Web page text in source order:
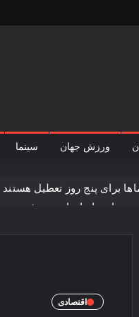
ورزش جهان سینما
برای پنج‌ روز تعطیل هستند
: ایران از بین رفتنی
اقتصادی